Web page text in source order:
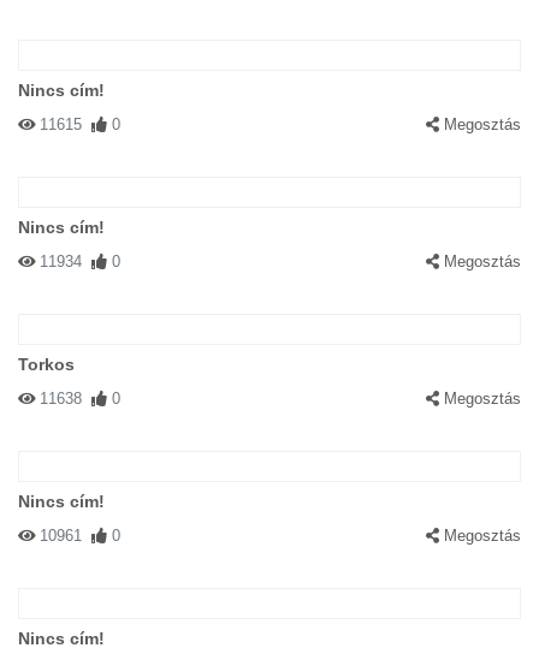
Nincs cím!
11615 0 Megosztás
Nincs cím!
11934 0 Megosztás
Torkos
11638 0 Megosztás
Nincs cím!
10961 0 Megosztás
Nincs cím!